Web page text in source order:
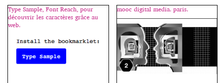
cherche à trouver un autre
moyen “d’entrer” dans la danse;
pouvoir la lire et la ressentir
[…]
en 1982 en Suisse, Matthieu
Cortat est dessinateur de […]
Type Sample, Font Reach, pour
découvrir les caractères grâce au
web.
mooc digital media. paris.